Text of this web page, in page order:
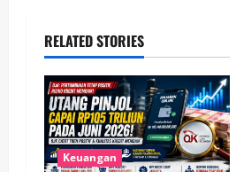
v
i
g
a
RELATED STORIES
Keuangan